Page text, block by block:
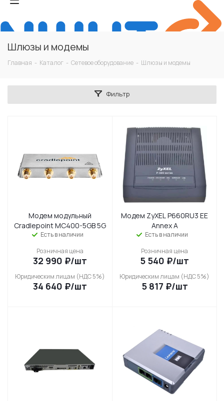
Шлюзы и модемы
Главная - Каталог - Сетевое оборудование - Шлюзы и модемы
Фильтр
Модем модульный
Cradlepoint MC400-5GB 5G
Есть в наличии
Розничная цена
32 990 ₽/шт
Юридическим лицам (НДС 5%)
34 640 ₽/шт
Модем ZyXEL P660RU3 EE
Annex A
Есть в наличии
Розничная цена
5 540 ₽/шт
Юридическим лицам (НДС 5%)
5 817 ₽/шт